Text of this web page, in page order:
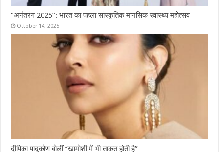
“अनंतरंग 2025”: भारत का पहला सांस्कृतिक मानसिक स्वास्थ्य महोत्सव
October 14, 2025
दीपिका पादुकोण बोलीं “खामोशी में भी ताकत होती है”